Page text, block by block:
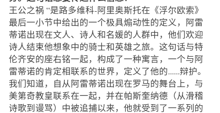
王公之祸 “是路多维科-阿里奥斯托在《浮尔欧索》
最后一小节中给出的一个极具煽动性的定义，阿雷
蒂诺出现在文人、诗人和名媛的人群中，他们欢迎
诗人结束他想象中的骑士和英雄之旅。这句话与特
伦齐安的座右铭一起，构成了一种寓言，一个与阿
雷蒂诺的肯定相联系的世界，定义了他的......辩护。
我们知道，自从阿雷蒂诺出现在罗马的舞台上，与
美第奇教皇联系在一起，并在帕斯奎纳德（从滑稽
诗歌到谩骂）中被追捕以来，他就受到了一系列的